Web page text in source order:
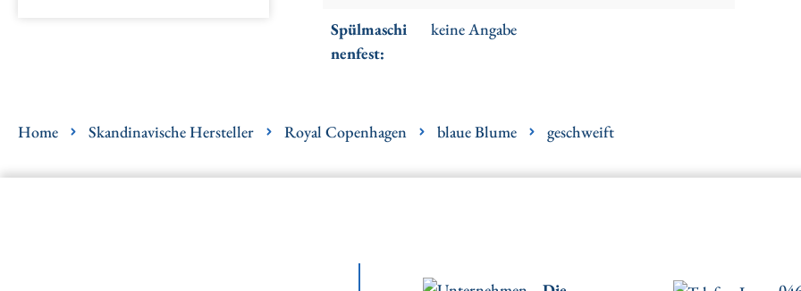
Spülmaschi
nenfest:
keine Angabe
Home Skandinavische Hersteller Royal Copenhagen blaue Blume geschweift